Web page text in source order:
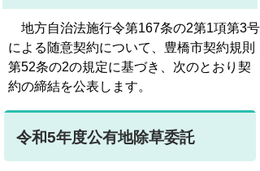
地方自治法施行令第167条の2第1項第3号
による随意契約について、豊橋市契約規則
第52条の2の規定に基づき、次のとおり契
約の締結を公表します。
令和5年度公有地除草委託